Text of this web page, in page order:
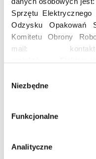
Sprzętu
Odzysku Opakowań
Komitetu Obrony
mail:
Asekolove.
osobowe
numer telefonu,
lokalizacja, obszar
reklamowy
urządzenia, data i
Niezbędne
Funkcjonalne
Analityczne
Edukacja
Projekt edukacyjny
Profesjonalna i Bezpieczna